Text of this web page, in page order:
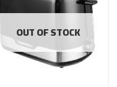
OUT OF STOCK